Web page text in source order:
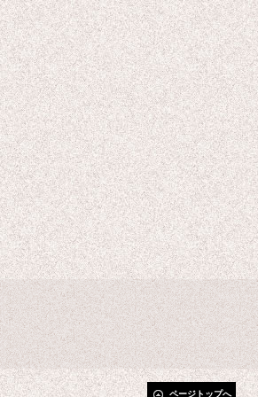
ページトップへ